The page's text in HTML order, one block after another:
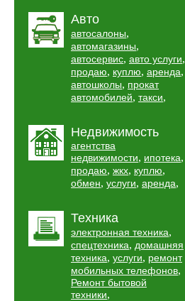
Авто
автосалоны,
автомагазины,
автосервис, авто услуги,
продаю, куплю, аренда,
автошколы, прокат
автомобилей, такси,
Недвижимость
агентства
недвижимости, ипотека,
продаю, жкх, куплю,
обмен, услуги, аренда,
Техника
электронная техника,
спецтехника, домашняя
техника, услуги, ремонт
мобильных телефонов,
Ремонт бытовой
техники,